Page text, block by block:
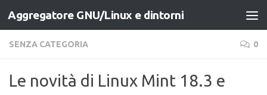
Salta al contenuto
Aggregatore GNU/Linux e dintorni
SENZA CATEGORIA 0
Le novità di Linux Mint 18.3 e